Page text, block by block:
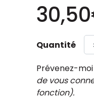
Quantité
Prévenez-
de vous
fonction).